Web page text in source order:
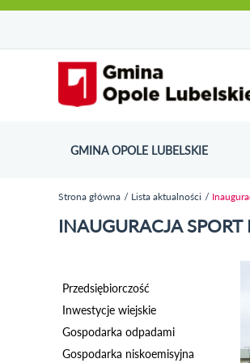
do
strony
do
menu
wyszukiwarki
ścieżki
nawigacyjnej
kategorii
aktualności
do
kalendarza
wydarzeń
do
galerii
do
stopki
GMINA OPOLE LUBELSKIE
Strona główna Lista aktualności
INAUGURACJA
Przedsiębiorczość
Inwestycje wiejskie
Gospodarka odpadami
Gospodarka niskoemisyjna